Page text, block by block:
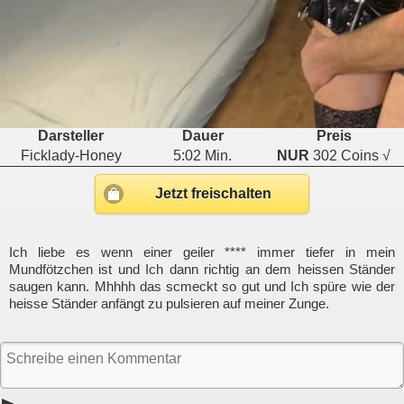
Darsteller Dauer
Preis
Ficklady-Honey
5:02 Min. NUR 302 Coins √
Jetzt freischalten
Ich liebe es wenn einer geiler **** immer tiefer in mein
Mundfötzchen ist und Ich dann richtig an dem heissen Ständer
saugen kann. Mhhhh das scmeckt so gut und Ich spüre wie der
heisse Ständer anfängt zu pulsieren auf meiner Zunge.